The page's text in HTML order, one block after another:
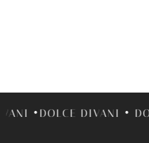
DIVANI •